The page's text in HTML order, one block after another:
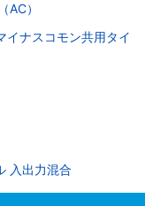
AC）
イナスコモン共用タイ
入出力混合